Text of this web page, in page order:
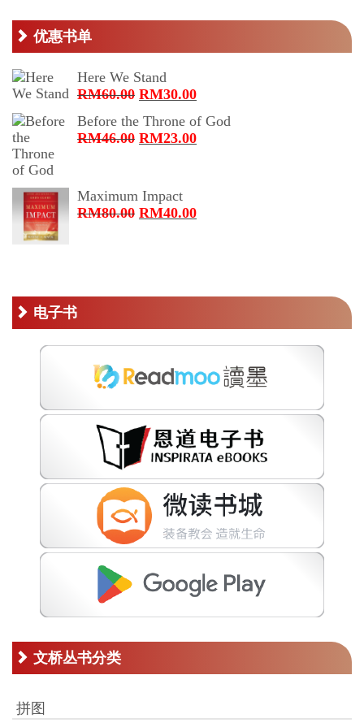
优惠书单
Here We Stand
RM60.00 原
为：
RM60.00。
RM30.00当
价
格
Before the Throne of God
RM46.00 原
RM46.00。
RM23.00当
为：
Maximum Impact
RM80.00 原
RM40.00当
RM40.00。
电子书
文桥丛书分类
拼图